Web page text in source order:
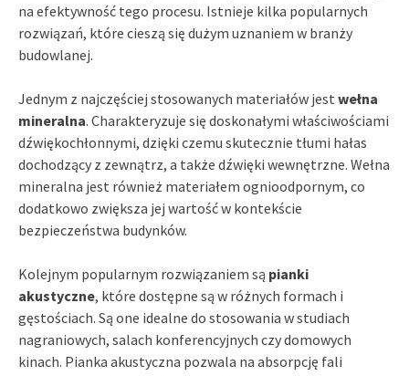
na efektywność tego procesu. Istnieje kilka popularnych
rozwiązań, które cieszą się dużym uznaniem w branży
budowlanej.
Jednym z najczęściej stosowanych materiałów jest wełna
mineralna. Charakteryzuje się doskonałymi właściwościami
dźwiękochłonnymi, dzięki czemu skutecznie tłumi hałas
dochodzący z zewnątrz, a także dźwięki wewnętrzne. Wełna
mineralna jest również materiałem ognioodpornym, co
dodatkowo zwiększa jej wartość w kontekście
bezpieczeństwa budynków.
Kolejnym popularnym rozwiązaniem są pianki
akustyczne, które dostępne są w różnych formach i
gęstościach. Są one idealne do stosowania w studiach
nagraniowych, salach konferencyjnych czy domowych
kinach. Pianka akustyczna pozwala na absorpcję fali